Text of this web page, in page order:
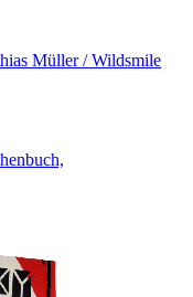
Müller / Wildsmile